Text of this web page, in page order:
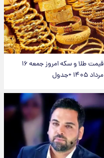
قیمت طلا و سکه امروز جمعه ۱۶
مرداد ۱۴۰۵ +جدول